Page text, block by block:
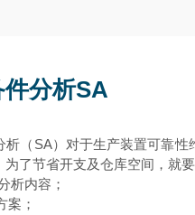
分析SA
析（ SA）对于生产装置可靠性
为了节省开支及仓库空间，就
分析内容；
修方案；